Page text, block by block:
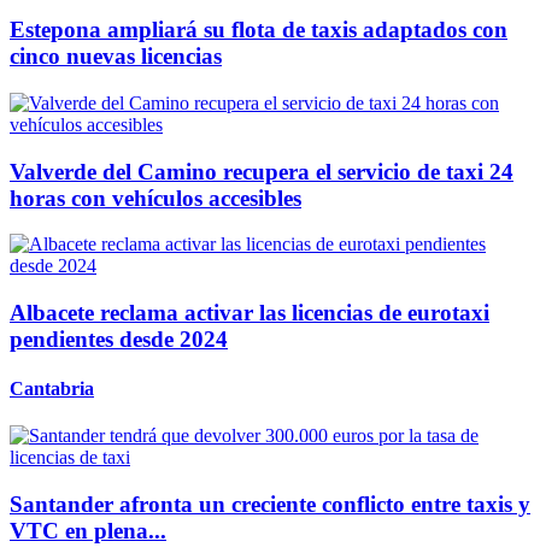
Estepona ampliará su flota de taxis adaptados con
cinco nuevas licencias
Valverde del Camino recupera el servicio de taxi 24
horas con vehículos accesibles
Albacete reclama activar las licencias de eurotaxi
pendientes desde 2024
Cantabria
Santander afronta un creciente conflicto entre taxis y
VTC en plena...